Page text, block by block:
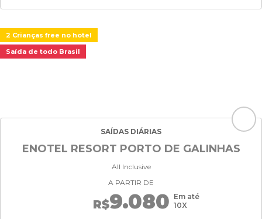
2 Crianças free no hotel
Saída de todo Brasil
SAÍDAS DIÁRIAS
ENOTEL RESORT PORTO DE GALINHAS
All Inclusive
A PARTIR DE
R$9.080 Em até
10X